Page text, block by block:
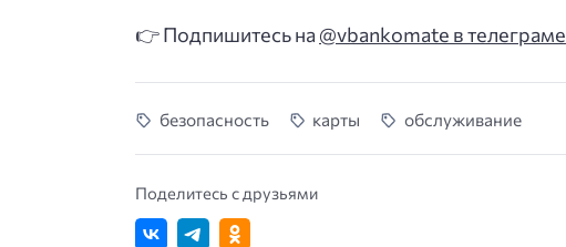
👉 Подпишитесь на @vbankomate в телеграме
безопасность карты обслуживание
Поделитесь с друзьями